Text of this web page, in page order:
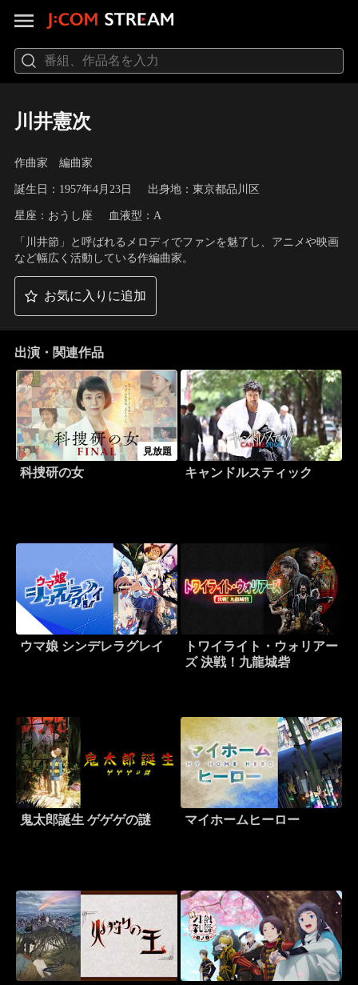
川井憲次
作曲家 編曲家
誕生日：1957年4月23日 出身地：東京都品川区
星座：おうし座 血液型：A
「川井節」と呼ばれるメロディでファンを魅了し、アニメや映画
など幅広く活動している作編曲家。
お気に入りに追加
出演・関連作品
見放題
科捜研の女 キャンドルスティック
ウマ娘 シンデレラグレイ
トワイライト・ウォリアー
ズ 決戦！九龍城砦
鬼太郎誕生 ゲゲゲの謎 マイホームヒーロー